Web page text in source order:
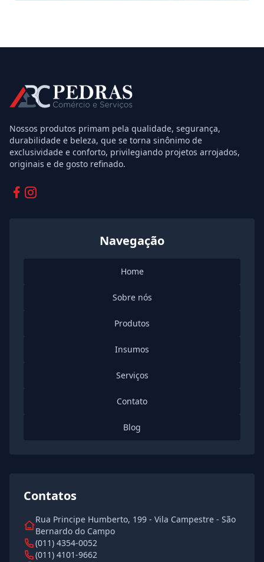
Nossos produtos primam pela qualidade, segurança,
durabilidade e beleza, que se torna sinônimo de
exclusividade e conforto, privilegiando projetos arrojados,
originais e de gosto refinado.
Facebook
Navegação
Home
Sobre nós
Produtos
Insumos
Serviços
Contato
Blog
Contatos
Rua Principe Humberto, 199 - Vila Campestre - São
Bernardo do Campo
(011) 4354-0052
(011) 4101-9662